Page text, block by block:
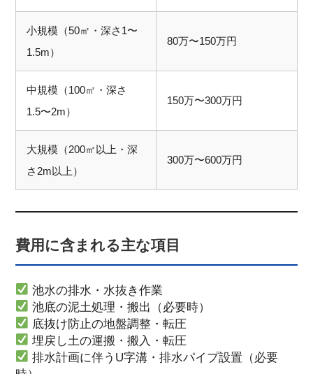
小規模（50㎡・深さ1〜
1.5m）
80万〜150万円
中規模（100㎡・深さ
1.5〜2m）
150万〜300万円
大規模（200㎡以上・深
さ2m以上）
300万〜600万円
費用に含まれる主な項目
池水の排水・水抜き作業
池底の泥土処理・搬出（必要時）
底抜け防止の地盤調整・転圧
埋戻し土の運搬・搬入・転圧
排水計画に伴うU字溝・排水パイプ設置（必要